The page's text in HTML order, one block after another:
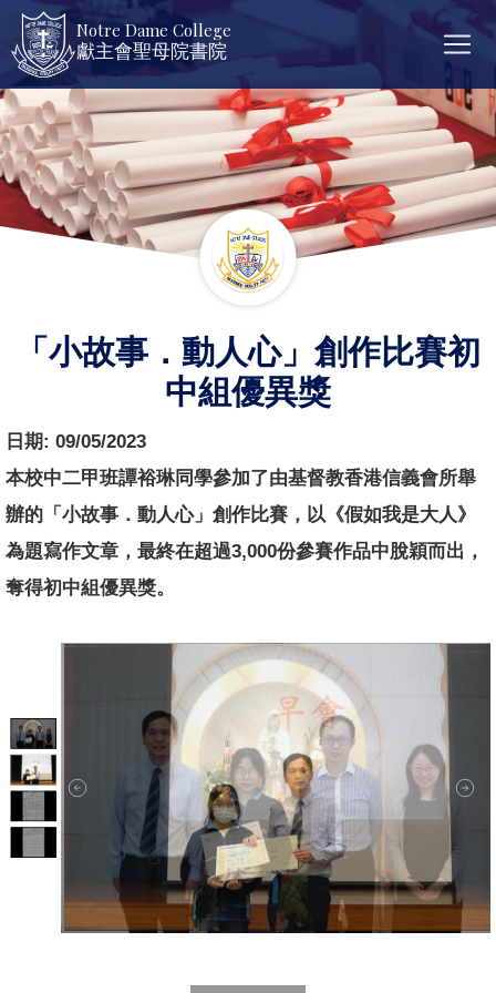
Notre Dame College
獻主會聖母院書院
「小故事．動人心」創作比賽初
中組優異獎
日期: 09/05/2023
本校中二甲班譚裕琳同學參加了由基督教香港信義會所舉
辦的「小故事．動人心」創作比賽，以《假如我是大人》
為題寫作文章，最終在超過3,000份參賽作品中脫穎而出，
奪得初中組優異獎。